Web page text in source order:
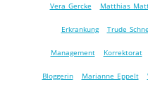
Vera Gercke Matthias
Erkrankung Trude
Management Korrektorat
Bloggerin Marianne Eppelt